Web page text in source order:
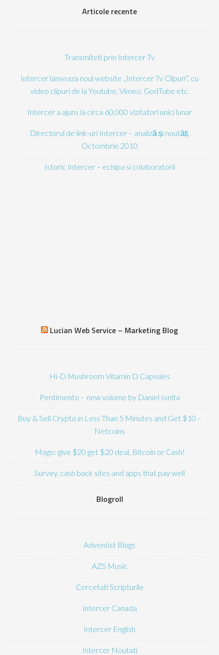
Articole recente
Transmiteti prin Intercer Tv
Intercer lanseaza noul website „Intercer Tv Clipuri”, cu
video clipuri de la Youtube, Vimeo, GodTube etc.
Intercer a ajuns la circa 60,000 vizitatori unici lunar
Directorul de link-uri Intercer – analiză și noutăți,
Octombrie 2010
Istoric Intercer – echipa si colaboratorii
Lucian Web Service – Marketing Blog
Hi-D Mushroom Vitamin D Capsules
Pentimento – new volume by Daniel Ionita
Buy & Sell Crypto in Less Than 5 Minutes and Get $10 –
Netcoins
Mogo: give $20 get $20 deal, Bitcoin or Cash!
Survey, cash back sites and apps that pay well
Blogroll
Adventist Blogs
AZS Music
Cercetati Scripturile
Intercer Canada
Intercer English
Intercer Noutati